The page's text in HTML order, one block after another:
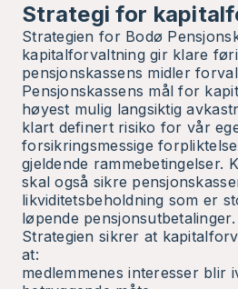
Strategi for
Strategien for Bodø
kapitalforvaltning gir klare
pensjonskassens midler
Pensjonskassens mål for
høyest mulig langsiktig
klart definert risiko for vår
forsikringsmessige
gjeldende rammebetingelser.
skal også sikre
likviditetsbeholdning som er
løpende pensjonsutbetalinger.
Strategien sikrer at
at:
medlemmenes interesser blir